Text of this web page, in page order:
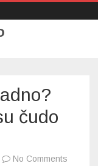
čudo
No Comments